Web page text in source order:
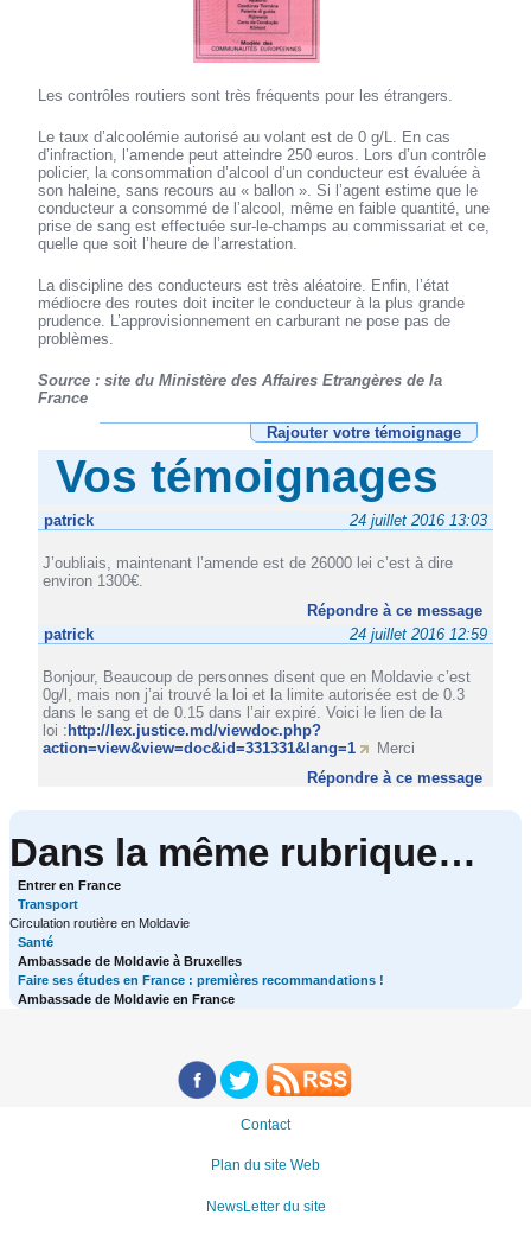
Les contrôles routiers sont très fréquents pour les étrangers.
Le taux d’alcoolémie autorisé au volant est de 0 g/L. En cas
d’infraction, l’amende peut atteindre 250 euros. Lors d’un contrôle
policier, la consommation d’alcool d’un conducteur est évaluée à
son haleine, sans recours au « ballon ». Si l’agent estime que le
conducteur a consommé de l’alcool, même en faible quantité, une
prise de sang est effectuée sur-le-champs au commissariat et ce,
quelle que soit l’heure de l’arrestation.
La discipline des conducteurs est très aléatoire. Enfin, l’état
médiocre des routes doit inciter le conducteur à la plus grande
prudence. L’approvisionnement en carburant ne pose pas de
problèmes.
Source : site du Ministère des Affaires Etrangères de la
France
Rajouter votre témoignage
Vos témoignages
patrick 24 juillet 2016 13:03
J’oubliais, maintenant l’amende est de 26000 lei c’est à dire
environ 1300€.
Répondre à ce message
patrick
24 juillet 2016 12:59
Bonjour, Beaucoup de personnes disent que en Moldavie c’est
0g/l, mais non j’ai trouvé la loi et la limite autorisée est de 0.3
dans le sang et de 0.15 dans l’air expiré. Voici le lien de la
loi : http://lex.justice.md/viewdoc.php?
action=view&view=doc&id=331331&lang=1
Merci
Répondre à ce message
Dans la même rubrique…
Entrer en France
Transport
Circulation routière en Moldavie
Santé
Ambassade de Moldavie à Bruxelles
Faire ses études en France : premières recommandations !
Ambassade de Moldavie en France
Contact
Plan du site Web
NewsLetter du site